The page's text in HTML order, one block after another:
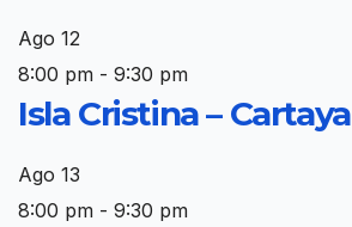
Ago 12
8:00 pm - 9:30 pm
Isla Cristina – Cartaya
Ago 13
8:00 pm - 9:30 pm